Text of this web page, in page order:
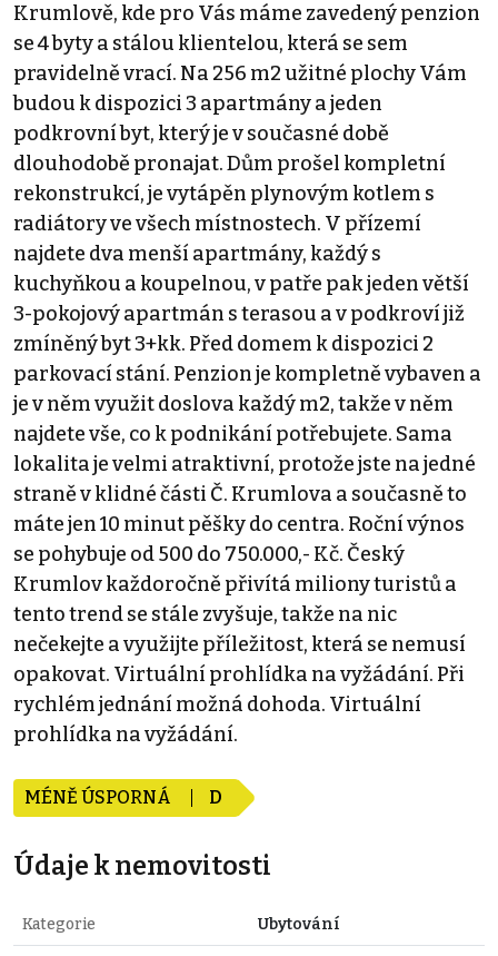
Krumlově, kde pro Vás máme zavedený penzion
se 4 byty a stálou klientelou, která se sem
pravidelně vrací. Na 256 m2 užitné plochy Vám
budou k dispozici 3 apartmány a jeden
podkrovní byt, který je v současné době
dlouhodobě pronajat. Dům prošel kompletní
rekonstrukcí, je vytápěn plynovým kotlem s
radiátory ve všech místnostech. V přízemí
najdete dva menší apartmány, každý s
kuchyňkou a koupelnou, v patře pak jeden větší
3-pokojový apartmán s terasou a v podkroví již
zmíněný byt 3+kk. Před domem k dispozici 2
parkovací stání. Penzion je kompletně vybaven a
je v něm využit doslova každý m2, takže v něm
najdete vše, co k podnikání potřebujete. Sama
lokalita je velmi atraktivní, protože jste na jedné
straně v klidné části Č. Krumlova a současně to
máte jen 10 minut pěšky do centra. Roční výnos
se pohybuje od 500 do 750.000,- Kč. Český
Krumlov každoročně přivítá miliony turistů a
tento trend se stále zvyšuje, takže na nic
nečekejte a využijte příležitost, která se nemusí
opakovat. Virtuální prohlídka na vyžádání. Při
rychlém jednání možná dohoda. Virtuální
prohlídka na vyžádání.
MÉNĚ ÚSPORNÁ D
Údaje k nemovitosti
Kategorie Ubytování